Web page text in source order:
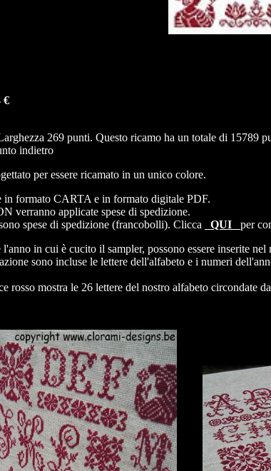
€
269 punti. Questo ricamo ha un totale di 15789
indietro
per essere ricamato in un unico colore.
in formato CARTA e in formato digitale PDF.
verranno applicate spese di spedizione.
spese di spedizione (francobolli). Clicca
QUI per
in cui è cucito il sampler, possono essere inserite nel
sono incluse le lettere dell'alfabeto e i numeri
rosso mostra le 26 lettere del nostro alfabeto circondate